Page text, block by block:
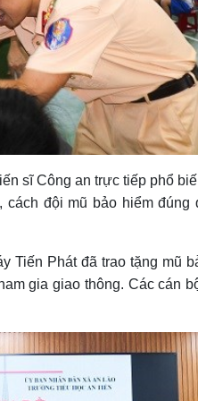
sĩ Công an trực tiếp phổ
đội mũ bảo hiểm
Tiến Phát đã trao tặng mũ
gia giao thông. Các cán